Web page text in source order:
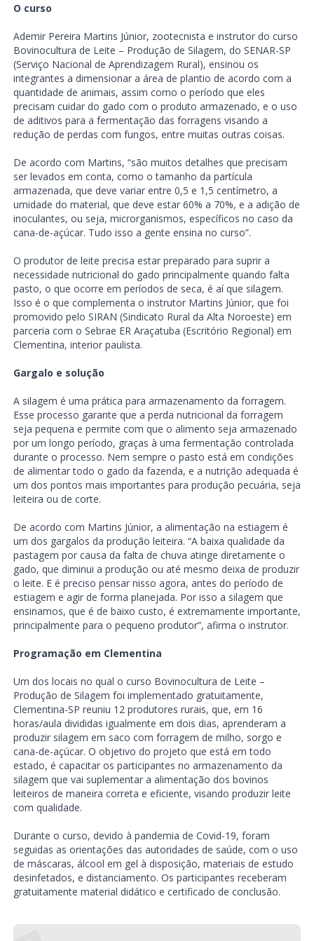
O curso
Ademir Pereira Martins Júnior, zootecnista e instrutor do curso
Bovinocultura de Leite – Produção de Silagem, do SENAR-SP
(Serviço Nacional de Aprendizagem Rural), ensinou os
integrantes a dimensionar a área de plantio de acordo com a
quantidade de animais, assim como o período que eles
precisam cuidar do gado com o produto armazenado, e o uso
de aditivos para a fermentação das forragens visando a
redução de perdas com fungos, entre muitas outras coisas.
De acordo com Martins, “são muitos detalhes que precisam
ser levados em conta, como o tamanho da partícula
armazenada, que deve variar entre 0,5 e 1,5 centímetro, a
umidade do material, que deve estar 60% a 70%, e a adição de
inoculantes, ou seja, microrganismos, específicos no caso da
cana-de-açúcar. Tudo isso a gente ensina no curso”.
O produtor de leite precisa estar preparado para suprir a
necessidade nutricional do gado principalmente quando falta
pasto, o que ocorre em períodos de seca, é aí que silagem.
Isso é o que complementa o instrutor Martins Júnior, que foi
promovido pelo SIRAN (Sindicato Rural da Alta Noroeste) em
parceria com o Sebrae ER Araçatuba (Escritório Regional) em
Clementina, interior paulista.
Gargalo e solução
A silagem é uma prática para armazenamento da forragem.
Esse processo garante que a perda nutricional da forragem
seja pequena e permite com que o alimento seja armazenado
por um longo período, graças à uma fermentação controlada
durante o processo. Nem sempre o pasto está em condições
de alimentar todo o gado da fazenda, e a nutrição adequada é
um dos pontos mais importantes para produção pecuária, seja
leiteira ou de corte.
De acordo com Martins Júnior, a alimentação na estiagem é
um dos gargalos da produção leiteira. “A baixa qualidade da
pastagem por causa da falta de chuva atinge diretamente o
gado, que diminui a produção ou até mesmo deixa de produzir
o leite. E é preciso pensar nisso agora, antes do período de
estiagem e agir de forma planejada. Por isso a silagem que
ensinamos, que é de baixo custo, é extremamente importante,
principalmente para o pequeno produtor”, afirma o instrutor.
Programação em Clementina
Um dos locais no qual o curso Bovinocultura de Leite –
Produção de Silagem foi implementado gratuitamente,
Clementina-SP reuniu 12 produtores rurais, que, em 16
horas/aula divididas igualmente em dois dias, aprenderam a
produzir silagem em saco com forragem de milho, sorgo e
cana-de-açúcar. O objetivo do projeto que está em todo
estado, é capacitar os participantes no armazenamento da
silagem que vai suplementar a alimentação dos bovinos
leiteiros de maneira correta e eficiente, visando produzir leite
com qualidade.
Durante o curso, devido à pandemia de Covid-19, foram
seguidas as orientações das autoridades de saúde, com o uso
de máscaras, álcool em gel à disposição, materiais de estudo
desinfetados, e distanciamento. Os participantes receberam
gratuitamente material didático e certificado de conclusão.